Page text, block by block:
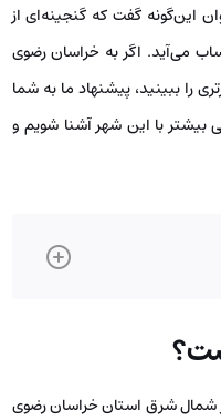
این‌گونه گفت که گنجینه‌ای از
می‌آید. اگر به خراسان رضوی
را ببینید، پیشنهاد ما به شما
بیشتر با این شهر آشنا شویم و
شمال شرق استان خراسان رضوی